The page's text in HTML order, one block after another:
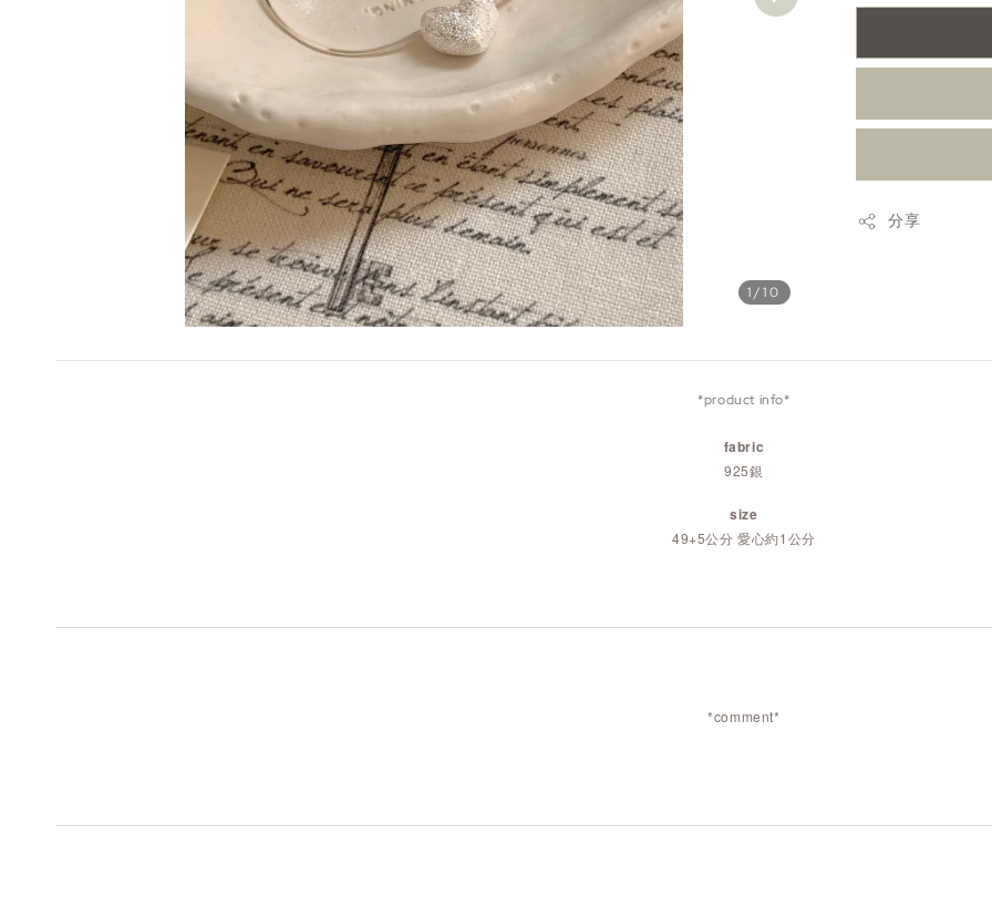
1/10
分享
*product info*
fabric
925銀
size
49+5公分 愛心約1公分
*comment*